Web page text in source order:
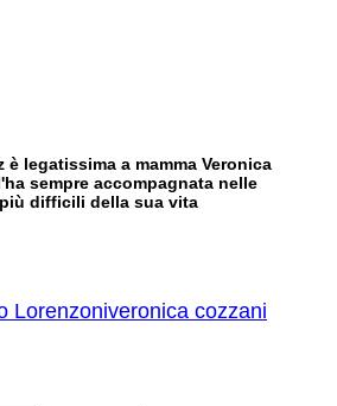
è legatissima a mamma Veronica
sempre accompagnata nelle
difficili della sua vita
Lorenzoniveronica cozzani